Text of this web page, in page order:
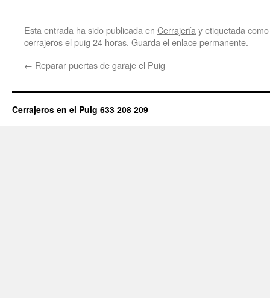
Esta entrada ha sido publicada en Cerrajería y etiquetada
cerrajeros el puig 24 horas. Guarda el enlace permanente.
← Reparar puertas de garaje el Puig
Cerrajeros en el Puig 633 208 209